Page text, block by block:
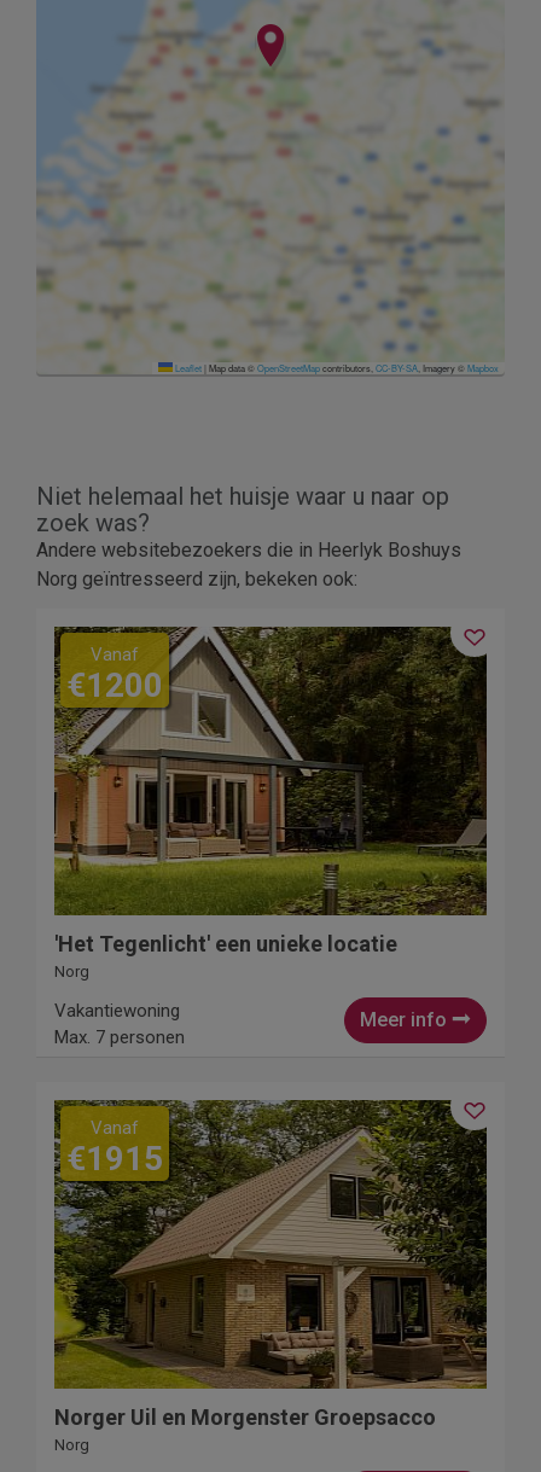
Leaflet|Map data ©OpenStreetMapcontributors,CC-BY-SA, Imagery ©Mapbox
Niet helemaal het huisje waar u naar op
zoek was?
Andere websitebezoekers die in Heerlyk Boshuys
Norg geïntresseerd zijn, bekeken ook:
Vanaf
€1200
'Het Tegenlicht' een unieke locatie
Norg
Meer info
Vakantiewoning
Max. 7 personen
Vanaf
€1915
Norger Uil en Morgenster Groepsacco
Norg